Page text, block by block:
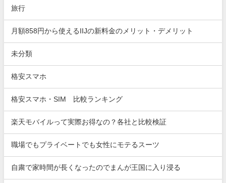
旅行
月額858円から使えるIIJの新料金のメリット・デメリット
未分類
格安スマホ
格安スマホ・SIM 比較ランキング
楽天モバイルって実際お得なの？各社と比較検証
職場でもプライベートでも女性にモテるスーツ
自粛で家時間が長くなったのでまんが王国に入り浸る